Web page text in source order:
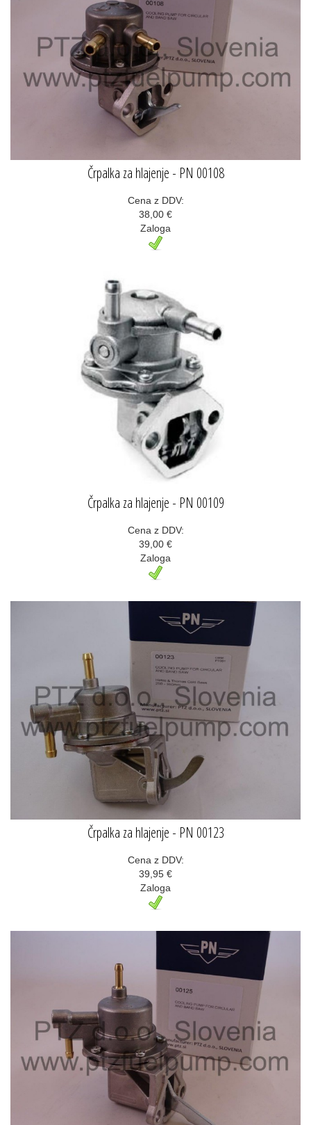
Črpalka za hlajenje - PN 00108
Cena z DDV:
38,00 €
Zaloga
Črpalka za hlajenje - PN 00109
Cena z DDV:
39,00 €
Zaloga
Črpalka za hlajenje - PN 00123
Cena z DDV:
39,95 €
Zaloga